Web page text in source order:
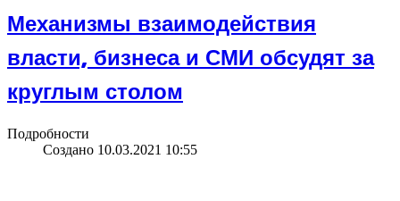
Механизмы взаимодействия
власти, бизнеса и СМИ обсудят за
круглым столом
Подробности
Создано 10.03.2021 10:55